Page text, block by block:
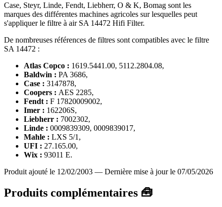
Case, Steyr, Linde, Fendt, Liebherr, O & K, Bomag sont les
marques des différentes machines agricoles sur lesquelles peut
s'appliquer le filtre à air SA 14472 Hifi Filter.
De nombreuses références de filtres sont compatibles avec le filtre
SA 14472 :
Atlas Copco : 1619.5441.00, 5112.2804.08,
Baldwin : PA 3686,
Case : 3147878,
Coopers : AES 2285,
Fendt : F 17820009002,
Imer : 162206S,
Liebherr : 7002302,
Linde : 0009839309, 0009839017,
Mahle : LXS 5/1,
UFI : 27.165.00,
Wix : 93011 E.
Produit ajouté le 12/02/2003 — Dernière mise à jour le 07/05/2026
Produits complémentaires 🧰